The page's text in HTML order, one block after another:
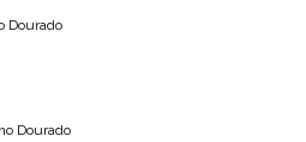
Dourado
Dourado